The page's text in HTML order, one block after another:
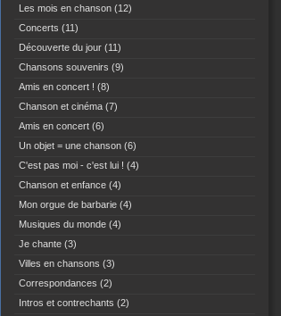
Les mois en chanson (12)
Concerts (11)
Découverte du jour (11)
Chansons souvenirs (9)
Amis en concert ! (8)
Chanson et cinéma (7)
Amis en concert (6)
Un objet = une chanson (6)
C'est pas moi - c'est lui ! (4)
Chanson et enfance (4)
Mon orgue de barbarie (4)
Musiques du monde (4)
Je chante (3)
Villes en chansons (3)
Correspondances (2)
Intros et contrechants (2)